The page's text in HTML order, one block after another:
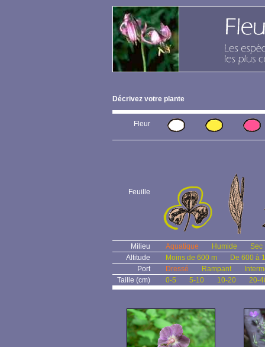
Décrivez votre plante
Fleur
Feuille
Milieu Aquatique Humide
Sec
Altitude
Moins de 600 m
De 600 à
Port
Dressé Rampant
Taille (cm)
0-5 5-10 10-20 20-